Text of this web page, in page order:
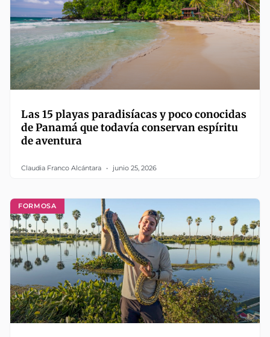
Las 15 playas paradisíacas y poco conocidas
de Panamá que todavía conservan espíritu
de aventura
Claudia Franco Alcántara junio 25, 2026
FORMOSA